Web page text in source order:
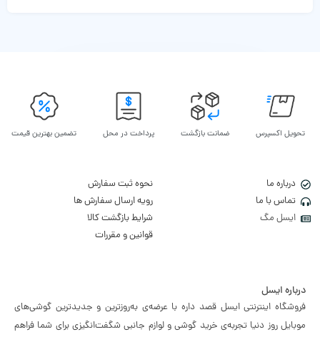
تحویل اکسپرس ضمانت بازگشت پرداخت در محل تضمین بهترین قیمت
درباره ما
تماس با ما
ایسل مگ
نحوه ثبت سفارش
رویه ارسال سفارش ها
شرایط بازگشت کالا
قوانین و مقررات
درباره ایسل
فروشگاه اینترنتی ایسل قصد داره با عرضه‌ی به‌روزترین و جدیدترین گوشی‌های
موبایل روز دنیا تجربه‌ی خرید گوشی و لوازم جانبی شگفت‌انگیزی برای شما فراهم